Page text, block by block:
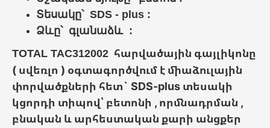
Տեսակը՝ SDS - plus :
Ձևը՝գլանաձև :
TOTAL TAC312002 հարվածային գայլիկոնը
( սվեռլո ) օգտագործվում է միաձուլային
փորվածքների հետ` SDS-plus տեսակի
կցորդի տիպով՝ բետոնի , որմնադրման ,
բնական և արհեստական քարի անցքեր